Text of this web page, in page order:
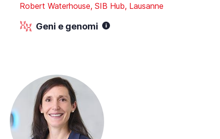
Robert Waterhouse, SIB Hub, Lausanne
Geni e genomi